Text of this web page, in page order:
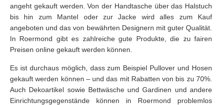
angeht gekauft werden. Von der Handtasche über das Halstuch
bis hin zum Mantel oder zur Jacke wird alles zum Kauf
angeboten und das von bewährten Designern mit guter Qualität.
In Roermond gibt es zahlreiche gute Produkte, die zu fairen
Preisen online gekauft werden können.
Es ist durchaus möglich, dass zum Beispiel Pullover und Hosen
gekauft werden können – und das mit Rabatten von bis zu 70%.
Auch Dekoartikel sowie Bettwäsche und Gardinen und andere
Einrichtungsgegenstände können in Roermond problemlos